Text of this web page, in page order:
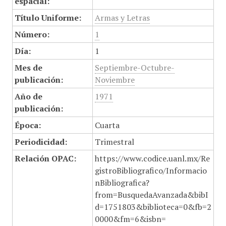
Título Uniforme:
Armas y Letras
Número:
1
Día:
1
Mes de
publicación:
Septiembre-Octubre-
Noviembre
Año de
publicación:
1971
Época:
Cuarta
Periodicidad:
Trimestral
Relación OPAC:
https://www.codice.uanl.mx/Re
gistroBibliografico/Informacio
nBibliografica?
from=BusquedaAvanzada&bibI
d=1751803&biblioteca=0&fb=2
0000&fm=6&isbn=